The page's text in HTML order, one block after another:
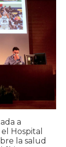
a
Hospital
la salud